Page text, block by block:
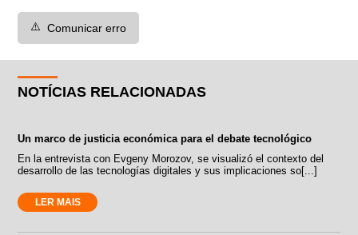
⚠️ Comunicar erro
NOTÍCIAS RELACIONADAS
Un marco de justicia económica para el debate tecnológico
En la entrevista con Evgeny Morozov, se visualizó el contexto del
desarrollo de las tecnologías digitales y sus implicaciones so[...]
LER MAIS